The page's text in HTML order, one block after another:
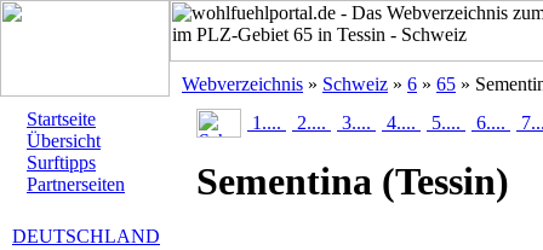
Webverzeichnis » Schweiz » 6 » 65 »
Startseite
Übersicht
Surftipps
Partnerseiten
DEUTSCHLAND
1.... 2.... 3.... 4.... 5.... 6....
Sementina (Tessin)